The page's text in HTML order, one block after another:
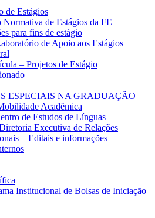
de Estágios
Normativa de Estágios da FE
para fins de estágio
de Apoio aos Estágios
– Projetos de Estágio
ESPECIAIS NA GRADUAÇÃO
Acadêmica
de Estudos de Línguas
Executiva de Relações
– Editais e informações
Institucional de Bolsas de Iniciação